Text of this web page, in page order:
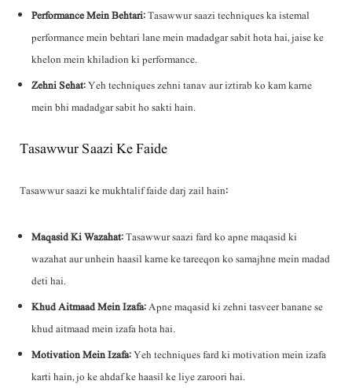
Performance Mein Behtari: Tasawwur saazi techniques ka istemal
performance mein behtari lane mein madadgar sabit hota hai, jaise ke
khelon mein khiladion ki performance.
Zehni Sehat: Yeh techniques zehni tanav aur iztirab ko kam karne
mein bhi madadgar sabit ho sakti hain.
Tasawwur Saazi Ke Faide
Tasawwur saazi ke mukhtalif faide darj zail hain:
Maqasid Ki Wazahat: Tasawwur saazi fard ko apne maqasid ki
wazahat aur unhein haasil karne ke tareeqon ko samajhne mein madad
deti hai.
Khud Aitmaad Mein Izafa: Apne maqasid ki zehni tasveer banane se
khud aitmaad mein izafa hota hai.
Motivation Mein Izafa: Yeh techniques fard ki motivation mein izafa
karti hain, jo ke ahdaf ke haasil ke liye zaroori hai.